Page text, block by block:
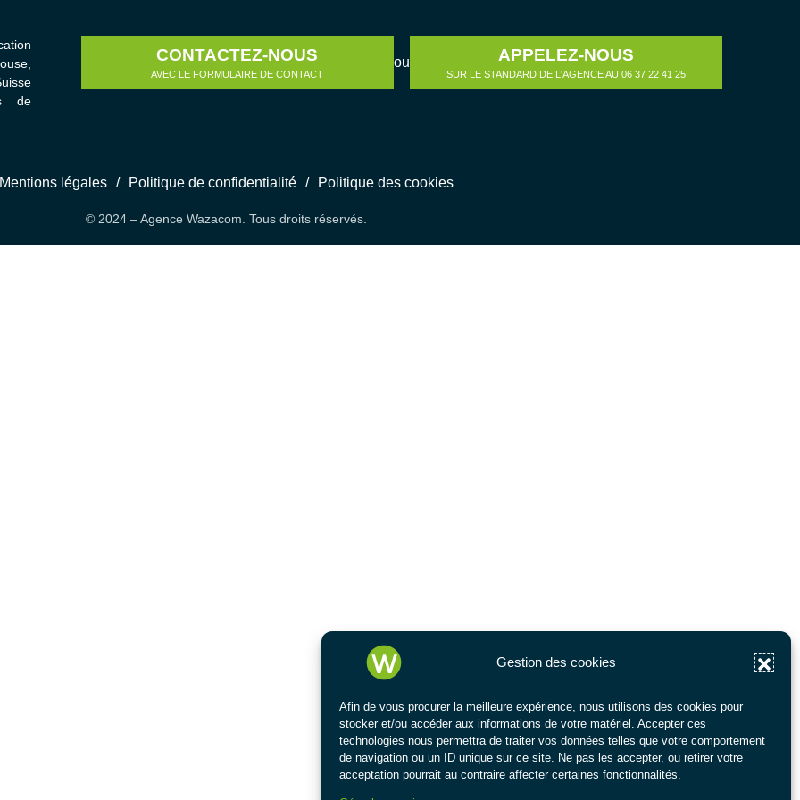
Gestion des cookies
Afin de vous procurer la meilleure expérience, nous utilisons des cookies pour
stocker et/ou accéder aux informations de votre matériel. Accepter ces
technologies nous permettra de traiter vos données telles que votre comportement
de navigation ou un ID unique sur ce site. Ne pas les accepter, ou retirer votre
acceptation pourrait au contraire affecter certaines fonctionnalités.
de
CONTACTEZ-NOUS
AVEC LE FORMULAIRE DE CONTACT
ou APPELEZ-NOUS
SUR LE STANDARD DE L'AGENCE AU 06 37 22 41 25
Mentions légales / Politique de confidentialité / Politique des cookies
© 2024 – Agence Wazacom. Tous droits réservés.